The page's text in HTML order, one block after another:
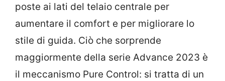
poste ai lati del telaio centrale per
aumentare il comfort e per migliorare lo
stile di guida. Ciò che sorprende
maggiormente della serie Advance 2023 è
il meccanismo Pure Control: si tratta di un